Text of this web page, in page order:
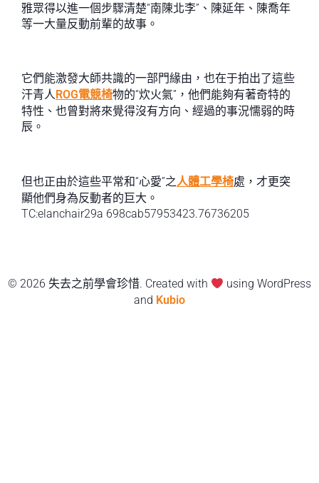
雅眾得以進一個步驟清楚“南陳北李”、陳延年、陳喬年
等一大量反動前輩的故事。
它們能激發大師共識的一部門緣由，也在于拍出了這些
汗青人ROG電競椅物的“炊火氣”，他們能夠有著奇特的
特性、也曾對將來覺得沒有方向、經過的事況懦弱的時
辰。
但也正由於這些平常和“心愛”之人體工學椅處，才更突
顯他們身為反動者的巨大。
TC:elanchair29a 698cab57953423.76736205
© 2026 失去之前學會珍惜. Created with
using WordPress
and Kubio